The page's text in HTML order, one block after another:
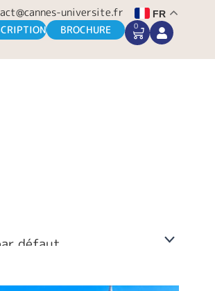
universite.fr FR
BROCHURE 0
CART